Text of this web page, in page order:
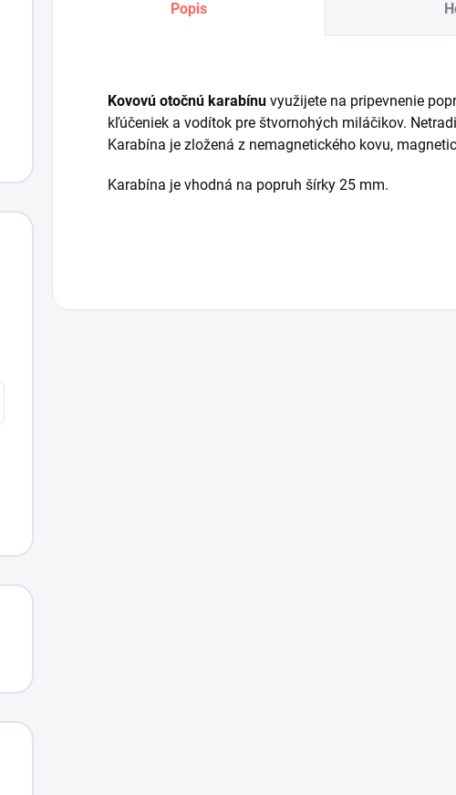
Popis
Kovovú otočnú karabínu využijete na pripevnenie
kľúčeniek a vodítok pre štvornohých miláčikov.
Karabína je zložená z nemagnetického kovu,
Karabína je vhodná na popruh šírky 25 mm.